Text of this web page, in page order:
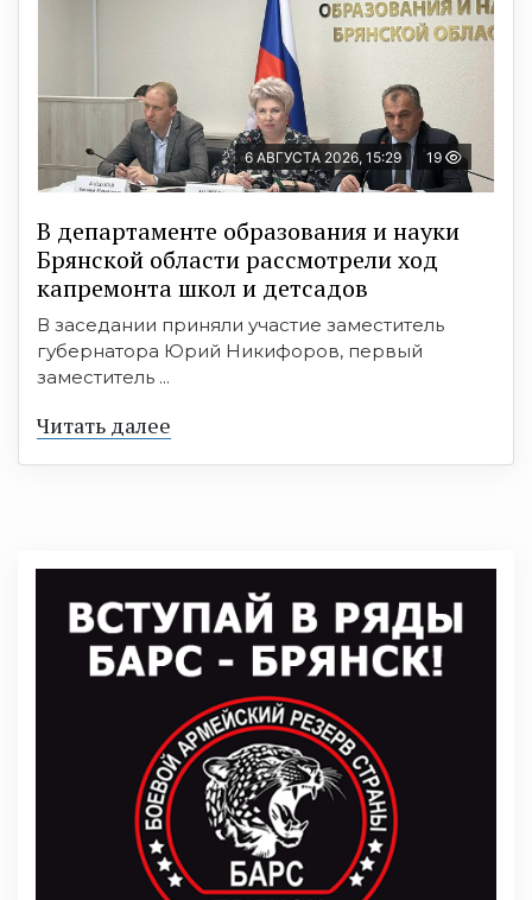
6 АВГУСТА 2026, 15:29 19
В департаменте образования и науки
Брянской области рассмотрели ход
капремонта школ и детсадов
В заседании приняли участие заместитель
губернатора Юрий Никифоров, первый
заместитель ...
Читать далее